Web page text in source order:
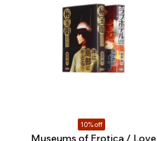
10% off
Museums of Erotica / Love